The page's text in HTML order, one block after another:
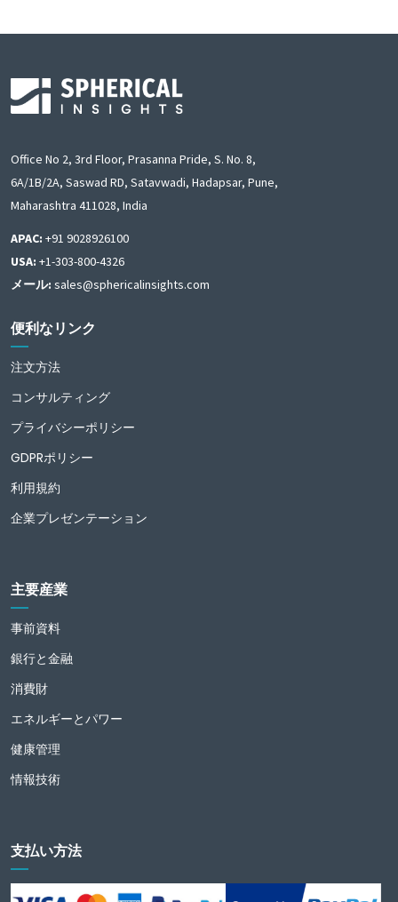
Office No 2, 3rd Floor, Prasanna Pride, S. No. 8,
6A/1B/2A, Saswad RD, Satavwadi, Hadapsar, Pune,
Maharashtra 411028, India
APAC: +91 9028926100
USA: +1-303-800-4326
メール: sales@sphericalinsights.com
便利なリンク
注文方法
コンサルティング
プライバシーポリシー
GDPRポリシー
利用規約
企業プレゼンテーション
主要産業
事前資料
銀行と金融
消費財
エネルギーとパワー
健康管理
情報技術
支払い方法